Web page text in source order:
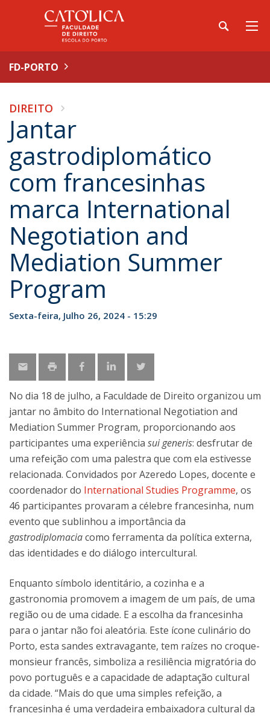
FD-PORTO
DIREITO
Jantar
gastrodiplomático
com francesinhas
marca International
Negotiation and
Mediation Summer
Program
Sexta-feira, Julho 26, 2024 - 15:29
No dia 18 de julho, a Faculdade de Direito organizou um
jantar no âmbito do International Negotiation and
Mediation Summer Program, proporcionando aos
participantes uma experiência sui generis: desfrutar de
uma refeição com uma palestra que com ela estivesse
relacionada. Convidados por Azeredo Lopes, docente e
coordenador do International Studies Programme, os
46 participantes provaram a célebre francesinha, num
evento que sublinhou a importância da
gastrodiplomaciacomo ferramenta da política externa,
das identidades e do diálogo intercultural.
Enquanto símbolo identitário, a cozinha e a
gastronomia promovem a imagem de um país, de uma
região ou de uma cidade. E a escolha da francesinha
para o jantar não foi aleatória. Este ícone culinário do
Porto, esta sandes extravagante, tem raízes no croque-
monsieur francês, simboliza a resiliência migratória do
povo português e a capacidade de adaptação cultural
da cidade. “Mais do que uma simples refeição, a
francesinha é uma verdadeira embaixadora cultural da